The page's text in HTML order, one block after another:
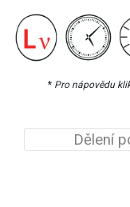
* Pro nápovědu
Dělení